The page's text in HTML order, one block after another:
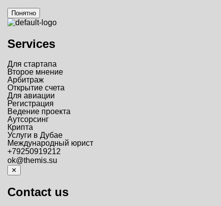
Понятно
Services
Для стартапа
Второе мнение
Арбитраж
Открытие счета
Для авиации
Регистрация
Ведение проекта
Аутсорсинг
Крипта
Услуги в Дубае
Международный юрист
+79250919212
ok@themis.su
✕
Contact us